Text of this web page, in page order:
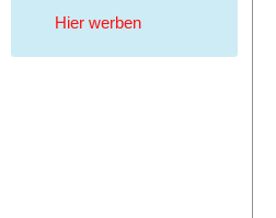
Hier werben